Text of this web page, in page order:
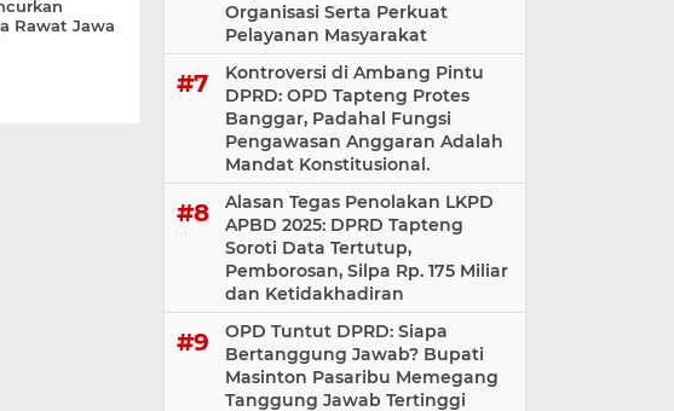
Rawat Jawa
Organisasi Serta Perkuat
Pelayanan Masyarakat
Kontroversi di Ambang Pintu
DPRD: OPD Tapteng Protes
Banggar, Padahal Fungsi
Pengawasan Anggaran Adalah
Mandat Konstitusional.
Alasan Tegas Penolakan LKPD
APBD 2025: DPRD Tapteng
Soroti Data Tertutup,
Pemborosan, Silpa Rp. 175 Miliar
dan Ketidakhadiran
OPD Tuntut DPRD: Siapa
Bertanggung Jawab? Bupati
Masinton Pasaribu Memegang
Tanggung Jawab Tertinggi